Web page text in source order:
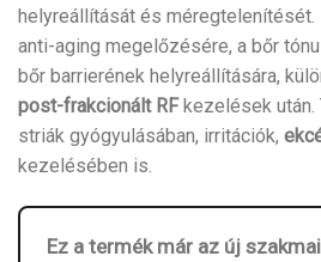
helyreállítását és
anti-aging megelőzésére, a bőr
bőr barrierének helyreállítására,
post-frakcionált RFkezelések után.
striák gyógyulásában, irritációk,
kezelésében is.
Ez a termék már az új